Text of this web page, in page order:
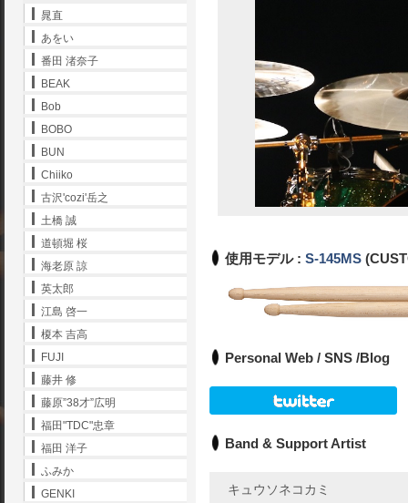
使用モデル : S-145MS
Personal Web / SNS /Blog
Band & Support Artist
キュウソネコカミ
晁直
あをい
番田 渚奈子
BEAK
Bob
BOBO
BUN
Chiiko
古沢'cozi'岳之
土橋 誠
道頓堀 桜
海老原 諒
英太郎
江島 啓一
榎本 吉高
FUJI
藤井 修
藤原”38才”広明
福田"TDC"忠章
福田 洋子
ふみか
GENKI